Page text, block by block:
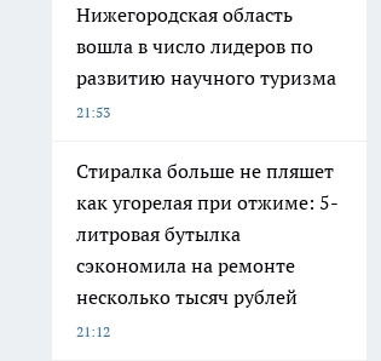
Нижегородская область
вошла в число лидеров по
развитию научного туризма
21:53
Стиралка больше не пляшет
как угорелая при отжиме: 5-
литровая бутылка
сэкономила на ремонте
несколько тысяч рублей
21:12